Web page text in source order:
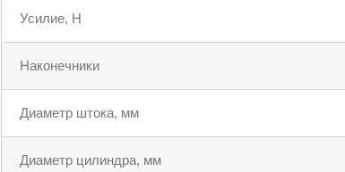
Усилие, Н
Наконечники
Диаметр штока, мм
Диаметр цилиндра, мм